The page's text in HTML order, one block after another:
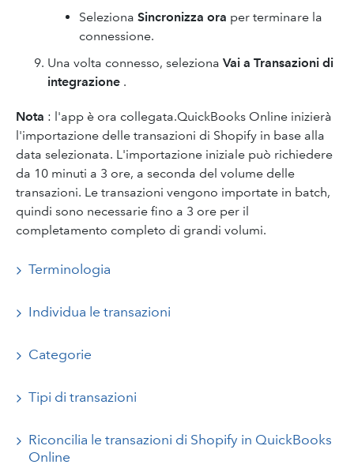
Seleziona Sincronizza ora per terminare la
connessione.
Una volta connesso, seleziona Vai a Transazioni di
integrazione .
Nota : l'app è ora collegata.QuickBooks Online inizierà
l'importazione delle transazioni di Shopify in base alla
data selezionata. L'importazione iniziale può richiedere
da 10 minuti a 3 ore, a seconda del volume delle
transazioni. Le transazioni vengono importate in batch,
quindi sono necessarie fino a 3 ore per il
completamento completo di grandi volumi.
Terminologia
Individua le transazioni
Categorie
Tipi di transazioni
Riconcilia le transazioni di Shopify in QuickBooks
Online